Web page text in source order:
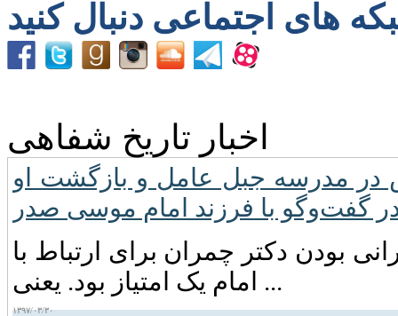
اخبار تاریخ شفاهی
در مدرسه جبل عامل و بازگشت او
در گفت‌وگو با فرزند امام موسی صدر
بودن دکتر چمران برای ارتباط با
امام یک امتیاز بود. یعنی ...
۱۳۹۷/۰۳/۳۰